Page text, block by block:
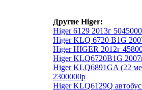
Другие Higer:
Higer 6129 2013г
Higer KLQ 6720 B1G
Higer HIGER 2012г
Higer KLQ6720B1G
Higer KLQ6891GA (22
2300000р
Higer KLQ6129Q